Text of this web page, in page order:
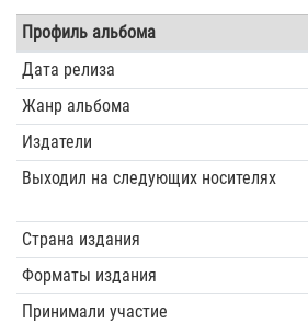
Профиль альбома
Дата релиза
Жанр альбома
Издатели
Выходил на следующих носителях
Страна издания
Форматы издания
Принимали участие